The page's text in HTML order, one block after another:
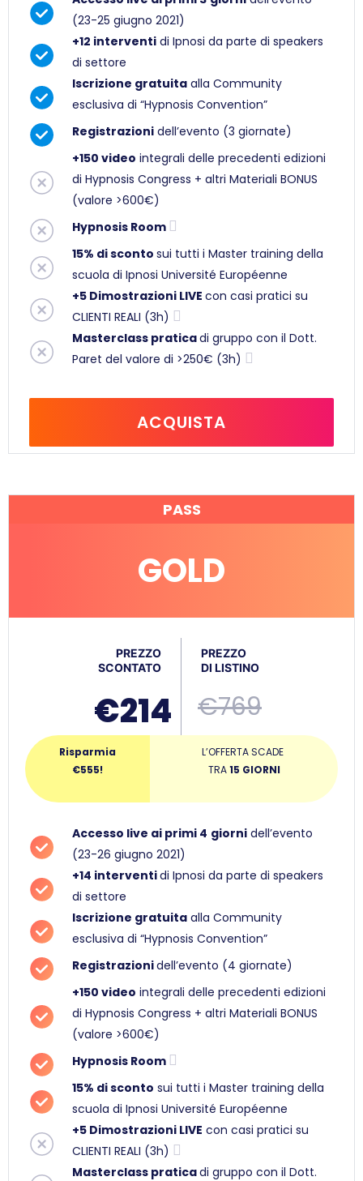
(23-25 giugno 2021)
+12 interventidi Ipnosi da parte di speakers
di settore
Iscrizione gratuitaalla Community
esclusiva di “Hypnosis Convention”
Registrazionidell’evento (3 giornate)
+150 video integrali delle precedenti edizioni
di Hypnosis Congress + altri Materiali BONUS
(valore >600€)
Hypnosis Room
15% di sconto sui tutti i Master training della
scuola di Ipnosi Université Européenne
+5 Dimostrazioni LIVE con casi pratici su
CLIENTI REALI (3h)
Masterclass praticadi gruppo con il Dott.
Paret del valore di >250€ (3h)
ACQUISTA
PASS
GOLD
PREZZO
SCONTATO
€214
PREZZO
DI LISTINO
€769
Risparmia
€555!
L’OFFERTA SCADE
TRA15 GIORNI
Accesso live ai primi 4 giornidell’evento
(23-26 giugno 2021)
+14 interventidi Ipnosi da parte di speakers
di settore
Iscrizione gratuitaalla Community
esclusiva di “Hypnosis Convention”
Registrazionidell’evento (4 giornate)
+150 video integrali delle precedenti edizioni
di Hypnosis Congress + altri Materiali BONUS
(valore >600€)
Hypnosis Room
15% di sconto sui tutti i Master training della
scuola di Ipnosi Université Européenne
+5 Dimostrazioni LIVE con casi pratici su
CLIENTI REALI (3h)
Masterclass praticadi gruppo con il Dott.